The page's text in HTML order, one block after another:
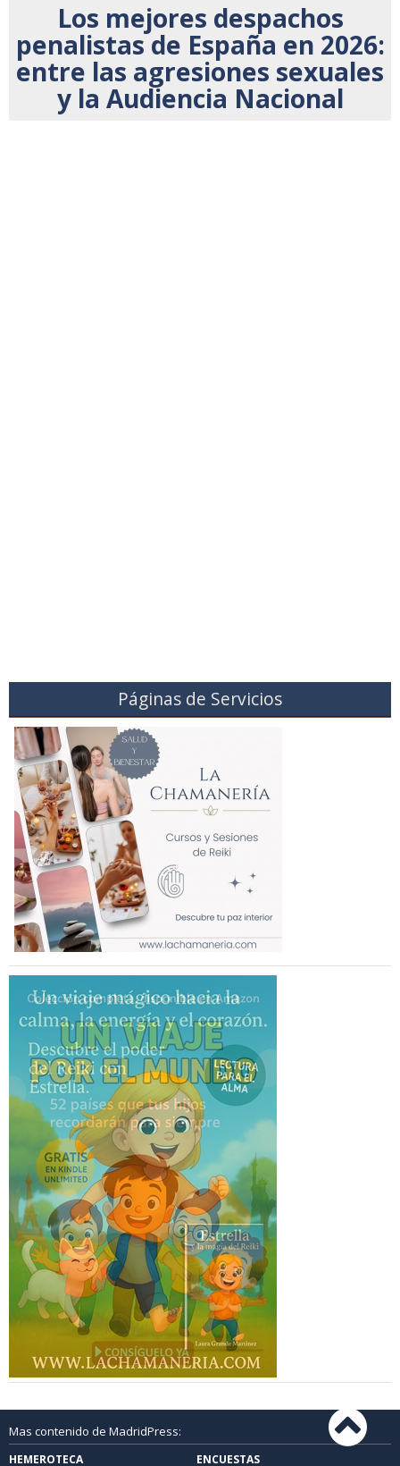
Los mejores despachos
penalistas de España en 2026:
entre las agresiones sexuales
y la Audiencia Nacional
Páginas de Servicios
Mas contenido de MadridPress:
HEMEROTECA ENCUESTAS